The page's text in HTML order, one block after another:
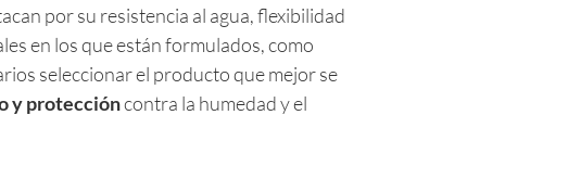
por su resistencia al agua, flexibilidad
en los que están formulados, como
seleccionar el producto que mejor se
y proteccióncontra la humedad y el